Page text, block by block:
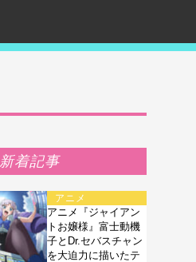
新着記事
アニメ
アニメ『ジャイアン
トお嬢様』富士動機
子とDr.セバスチャン
を大迫力に描いたテ